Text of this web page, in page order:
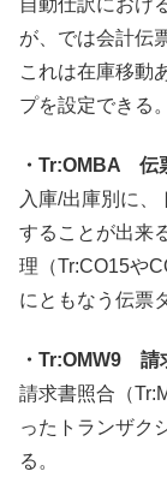
が、では会計伝
これは在庫移動
プを設定できる。
・Tr:OMBA 伝
入庫/出庫別に
することが出来
理（Tr:CO15や
にともなう伝票
・Tr:OMW9 請
請求書照合（
ったトランザク
る。